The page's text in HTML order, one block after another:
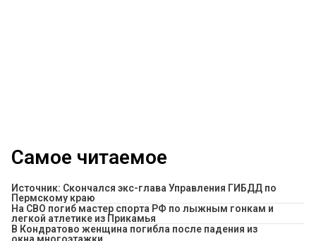
Самое читаемое
Источник: Скончался экс-глава Управления ГИБДД по
Пермскому краю
На СВО погиб мастер спорта РФ по лыжным гонкам и
легкой атлетике из Прикамья
В Кондратово женщина погибла после падения из